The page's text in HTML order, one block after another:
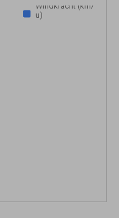
Windkracht (km/
u)